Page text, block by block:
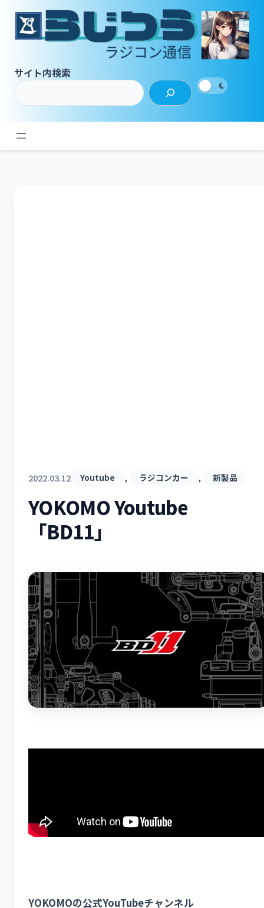
サイト内検索
2022.03.12 Youtube , ラジコンカー , 新製品
YOKOMO Youtube
「BD11」
YOKOMOの公式YouTubeチャンネル